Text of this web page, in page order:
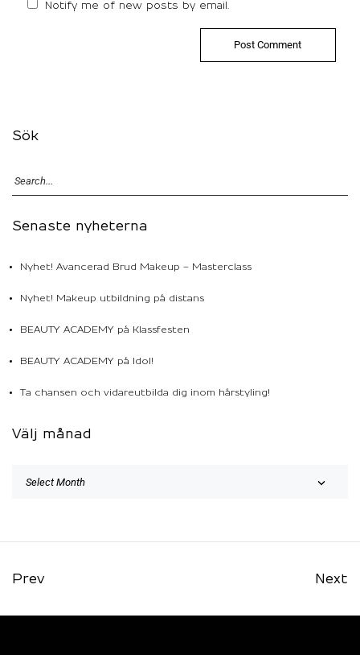
Notify me of new posts by email.
Sök
Senaste nyheterna
Nyhet! Avancerad Brud Makeup – Masterclass
Nyhet! Makeup utbildning på distans
BEAUTY ACADEMY på Klassfesten
BEAUTY ACADEMY på Idol!
Ta chansen och vidareutbilda dig inom hårstyling!
Välj månad
Prev Next